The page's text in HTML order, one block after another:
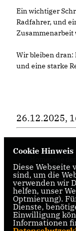
Ein wichtiger
Radfahrer, und
Zusammenarbeit
Wir bleiben
und eine starke
26.12.2025,
IMPRESSUM
Cookie Hinweis
Diese Webseite
sind, um die
verwenden wir
helfen, unser
Optmierung).
Dienste,
Einwilligung
Informationen